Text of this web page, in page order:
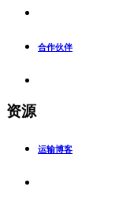
合作伙伴
资源
运输博客